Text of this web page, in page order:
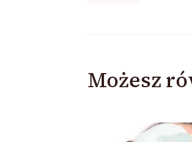
Możesz